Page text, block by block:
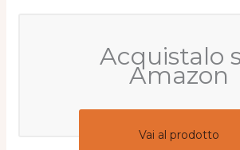
Acquistalo
Amazon
Vai al prodotto